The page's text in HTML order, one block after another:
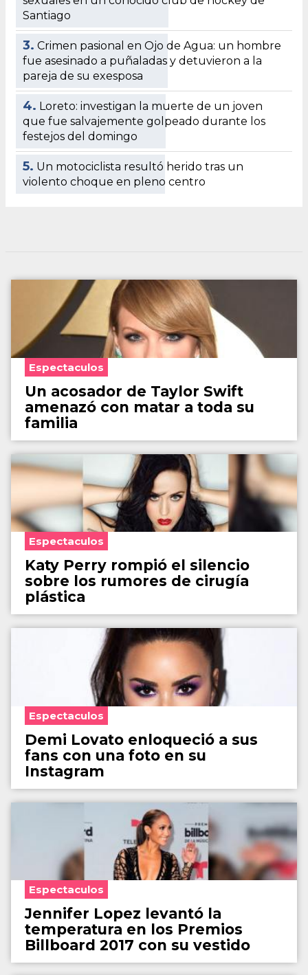
Santiago
3. Crimen pasional en Ojo de Agua: un hombre
fue asesinado a puñaladas y detuvieron a la
pareja de su exesposa
4. Loreto: investigan la muerte de un joven
que fue salvajemente golpeado durante los
festejos del domingo
5. Un motociclista resultó herido tras un
violento choque en pleno centro
Espectaculos
Un acosador de Taylor Swift
amenazó con matar a toda su
familia
Espectaculos
Katy Perry rompió el silencio
sobre los rumores de cirugía
plástica
Espectaculos
Demi Lovato enloqueció a sus
fans con una foto en su
Instagram
Espectaculos
Jennifer Lopez levantó la
temperatura en los Premios
Billboard 2017 con su vestido